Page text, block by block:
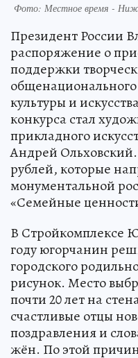
Фото: Местное время -
Президент России
распоряжение о
поддержки
культуры и
конкурса стал
прикладного
Андрей
рублей, которые
монументальной
«Семейные
В Стройкомплексе
году югорчанин
городского
рисунок. Место
почти 20 лет на
счастливые отцы
поздравления и
жён. По этой